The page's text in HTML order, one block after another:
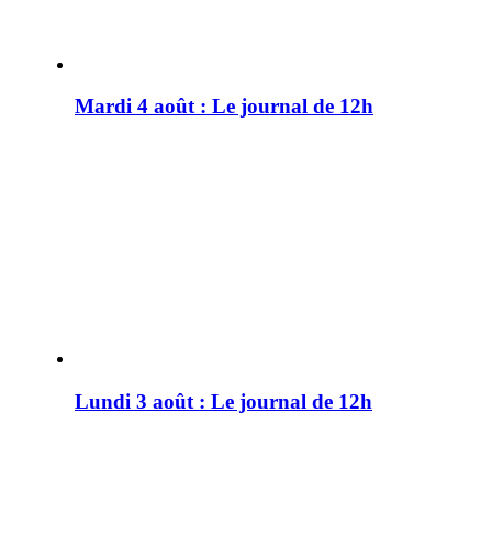
Mardi 4 août : Le journal de 12h
Lundi 3 août : Le journal de 12h